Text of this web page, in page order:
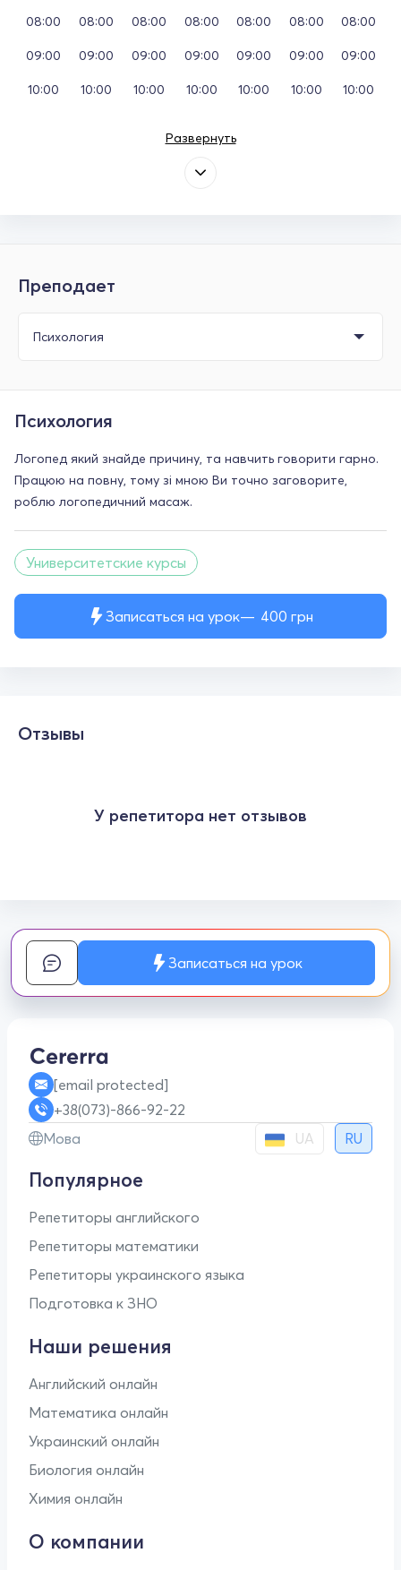
08:00
09:00
10:00
08:00
09:00
10:00
08:00
09:00
10:00
08:00
09:00
10:00
08:00
09:00
10:00
08:00
09:00
10:00
08:00
09:00
10:00
Развернуть
Преподает
Записаться на урок 400 грн
Психология
Логопед який знайде причину, та навчить говорити гарно.
Працюю на повну, тому зі мною Ви точно заговорите,
роблю логопедичний масаж.
Университетские курсы
Отзывы
У репетитора нет отзывов
Записаться на урок
[email protected]
+38(073)-866-92-22
Мова
UA RU
Популярное
Репетиторы английского
Репетиторы математики
Репетиторы украинского языка
Подготовка к ЗНО
Наши решения
Английский онлайн
Математика онлайн
Украинский онлайн
Биология онлайн
Химия онлайн
О компании